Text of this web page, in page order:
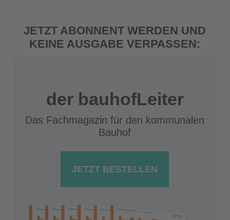
JETZT ABONNENT WERDEN UND
KEINE AUSGABE VERPASSEN:
der bauhofLeiter
Das Fachmagazin für den kommunalen
Bauhof
JETZT BESTELLEN